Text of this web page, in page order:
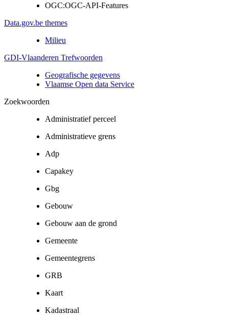
OGC:OGC-API-Features
Data.gov.be themes
Milieu
GDI-Vlaanderen Trefwoorden
Geografische gegevens
Vlaamse Open data Service
Zoekwoorden
Administratief perceel
Administratieve grens
Adp
Capakey
Gbg
Gebouw
Gebouw aan de grond
Gemeente
Gemeentegrens
GRB
Kaart
Kadastraal